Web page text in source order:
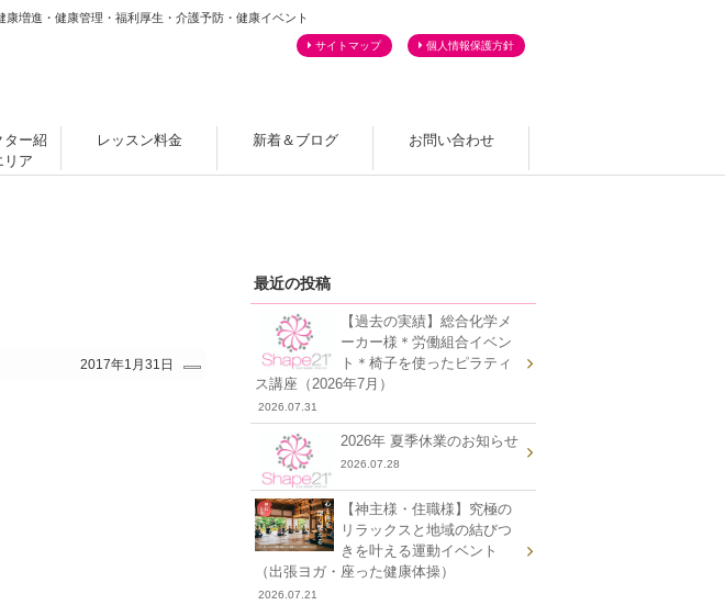
増進・健康管理・福利厚生・介護予防・健康イベント
サイトマップ 個人情報保護方針
ター紹
リア
レッスン料金 新着＆ブログ お問い合わせ
2017年1月31日
最近の投稿
【過去の実績】総合化学メ
ーカー様＊労働組合イベン
ト＊椅子を使ったピラティ
ス講座（2026年7月）
2026.07.31
2026年 夏季休業のお知らせ
2026.07.28
【神主様・住職様】究極の
リラックスと地域の結びつ
きを叶える運動イベント
（出張ヨガ・座った健康体操）
2026.07.21